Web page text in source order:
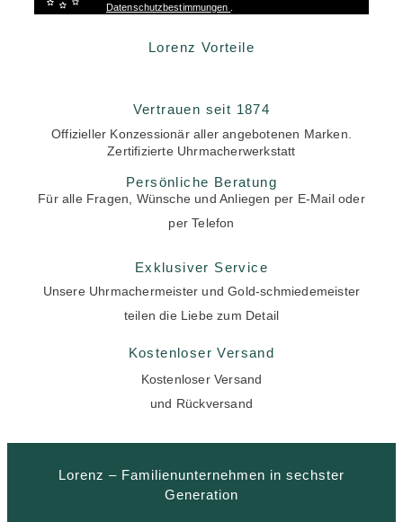
Datenschutzbestimmungen
Lorenz Vorteile
Vertrauen seit 1874
Offizieller Konzessionär aller angebotenen Marken.
Zertifizierte Uhrmacherwerkstatt
Persönliche Beratung
Für alle Fragen, Wünsche und Anliegen per E-Mail oder
per Telefon
Exklusiver Service
Unsere Uhrmachermeister und Gold-schmiedemeister
teilen die Liebe zum Detail
Kostenloser Versand
Kostenloser Versand
und Rückversand
Lorenz – Familienunternehmen in sechster
Generation